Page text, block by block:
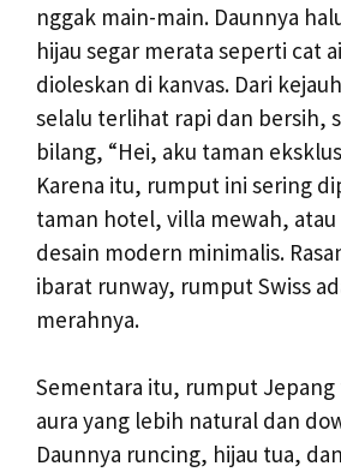
nggak main-main. Daunnya
hijau segar merata seperti cat
dioleskan di kanvas. Dari
selalu terlihat rapi dan bersih,
bilang, “Hei, aku taman
Karena itu, rumput ini sering
taman hotel, villa mewah,
desain modern minimalis.
ibarat runway, rumput Swiss
merahnya.
Sementara itu, rumput
aura yang lebih natural dan
Daunnya runcing, hijau tua,